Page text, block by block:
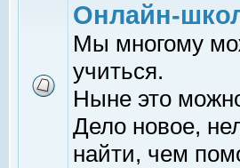
Онлайн-
Мы многому
учиться.
Ныне это
Дело новое,
найти, чем